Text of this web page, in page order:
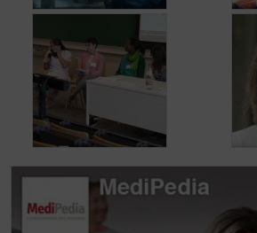
Carole, 55 jaar,
vond een oplossing
urineverlies
Dag van de
Lymfoompatiënten: